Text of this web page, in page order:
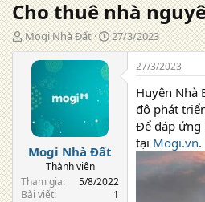
Cho thuê nhà
T
á
Mogi Nhà Đất
N
g
27/3/2023
Mogi Nhà Đất
Thành viên
Tham gia
5/8/2022
Bài viết
1
27/3/2023
Huyện Nhà
độ phát
Để đáp ứng
tại Mogi.vn.